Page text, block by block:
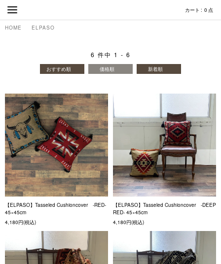
カート 0 点
HOME ELPASO
6 件中 1 - 6
おすすめ順 価格順 新着順
【ELPASO】Tasseled Cushioncover -RED-
45×45cm
4,180円(税込)
【ELPASO】Tasseled Cushioncover -DEEP
RED- 45×45cm
4,180円(税込)